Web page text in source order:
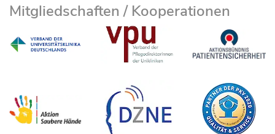
Mitgliedschaften / Kooperationen